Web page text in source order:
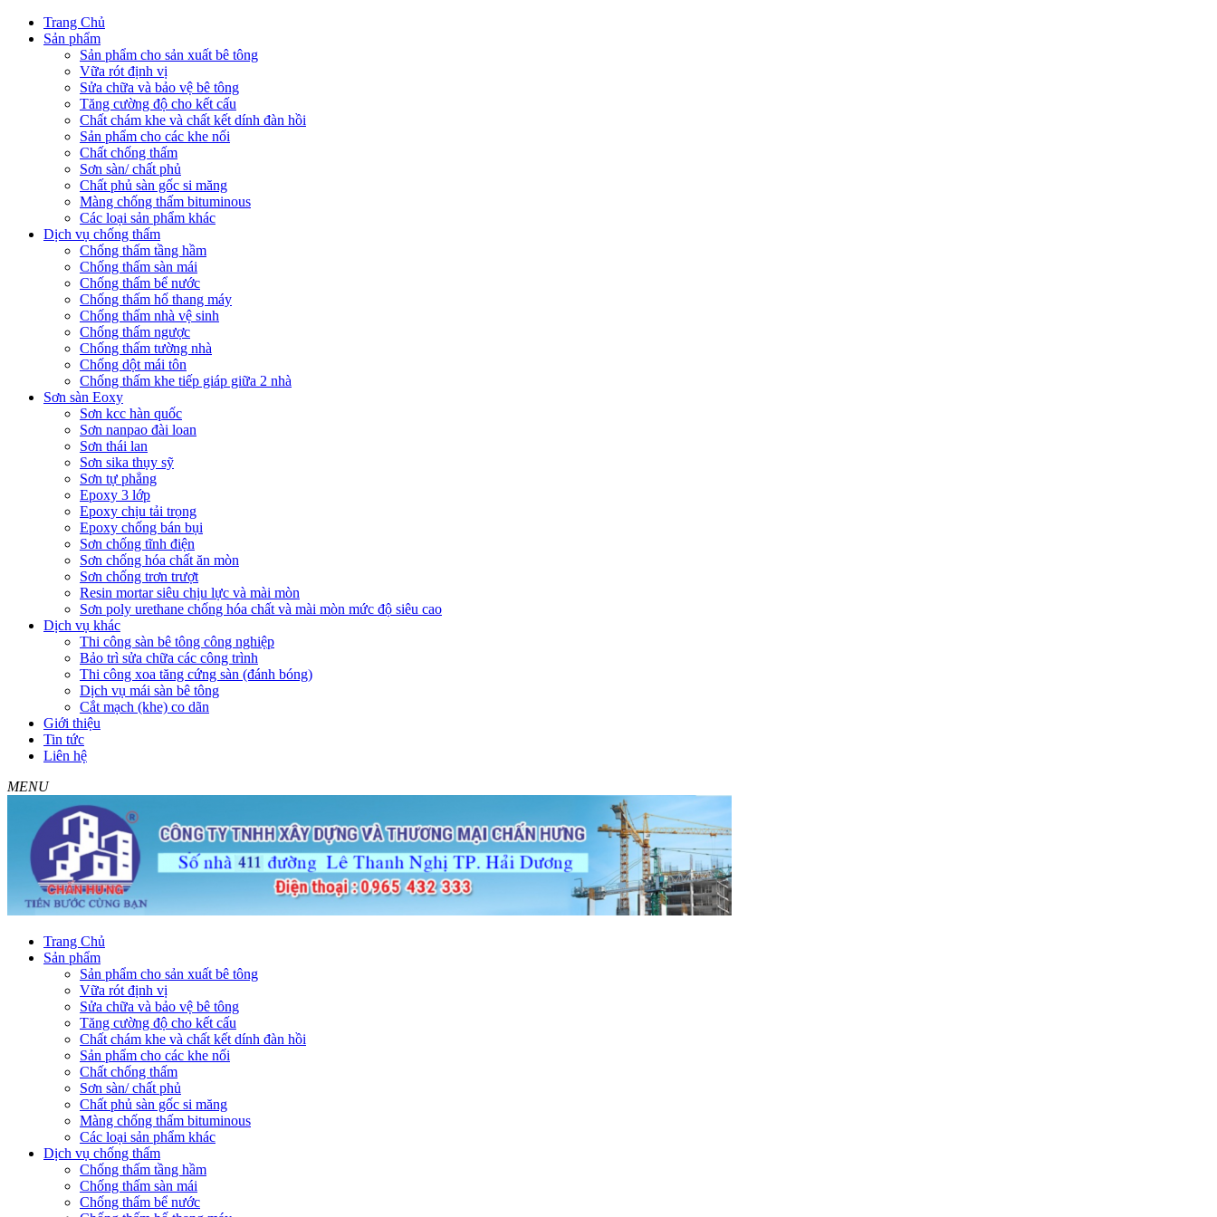
Trang Chủ
Sản phẩm
Sản phẩm cho sản xuất bê tông
Vữa rót định vị
Sửa chữa và bảo vệ bê tông
Tăng cường độ cho kết cấu
Chất chám khe và chất kết dính đàn hồi
Sản phẩm cho các khe nối
Chất chống thấm
Sơn sàn/ chất phủ
Chất phủ sàn gốc si măng
Màng chống thấm bituminous
Các loại sản phẩm khác
Dịch vụ chống thấm
Chống thấm tầng hầm
Chống thấm sàn mái
Chống thấm bể nước
Chống thấm hố thang máy
Chống thấm nhà vệ sinh
Chống thấm ngược
Chống thấm tường nhà
Chống dột mái tôn
Chống thấm khe tiếp giáp giữa 2 nhà
Sơn sàn Eoxy
Sơn kcc hàn quốc
Sơn nanpao đài loan
Sơn thái lan
Sơn sika thụy sỹ
Sơn tự phẳng
Epoxy 3 lớp
Epoxy chịu tải trọng
Epoxy chống bán bụi
Sơn chống tĩnh điện
Sơn chống hóa chất ăn mòn
Sơn chống trơn trượt
Resin mortar siêu chịu lực và mài mòn
Sơn poly urethane chống hóa chất và mài mòn mức độ siêu cao
Dịch vụ khác
Thi công sàn bê tông công nghiệp
Bảo trì sửa chữa các công trình
Thi công xoa tăng cứng sàn (đánh bóng)
Dịch vụ mái sàn bê tông
Cắt mạch (khe) co dãn
Giới thiệu
Tin tức
Liên hệ
MENU
Trang Chủ
Sản phẩm
Sản phẩm cho sản xuất bê tông
Vữa rót định vị
Sửa chữa và bảo vệ bê tông
Tăng cường độ cho kết cấu
Chất chám khe và chất kết dính đàn hồi
Sản phẩm cho các khe nối
Chất chống thấm
Sơn sàn/ chất phủ
Chất phủ sàn gốc si măng
Màng chống thấm bituminous
Các loại sản phẩm khác
Dịch vụ chống thấm
Chống thấm tầng hầm
Chống thấm sàn mái
Chống thấm bể nước